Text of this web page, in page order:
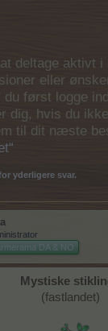
deltage aktivt i
eller
du først logge
dig, hvis du
til dit næste
yderligere svar.
DA & NO
Mystiske
(fastlandet)​